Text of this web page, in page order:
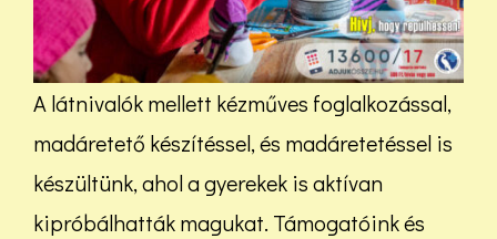
A látnivalók mellett kézműves foglalkozással,
madáretető készítéssel, és madáretetéssel is
készültünk, ahol a gyerekek is aktívan
kipróbálhatták magukat. Támogatóink és